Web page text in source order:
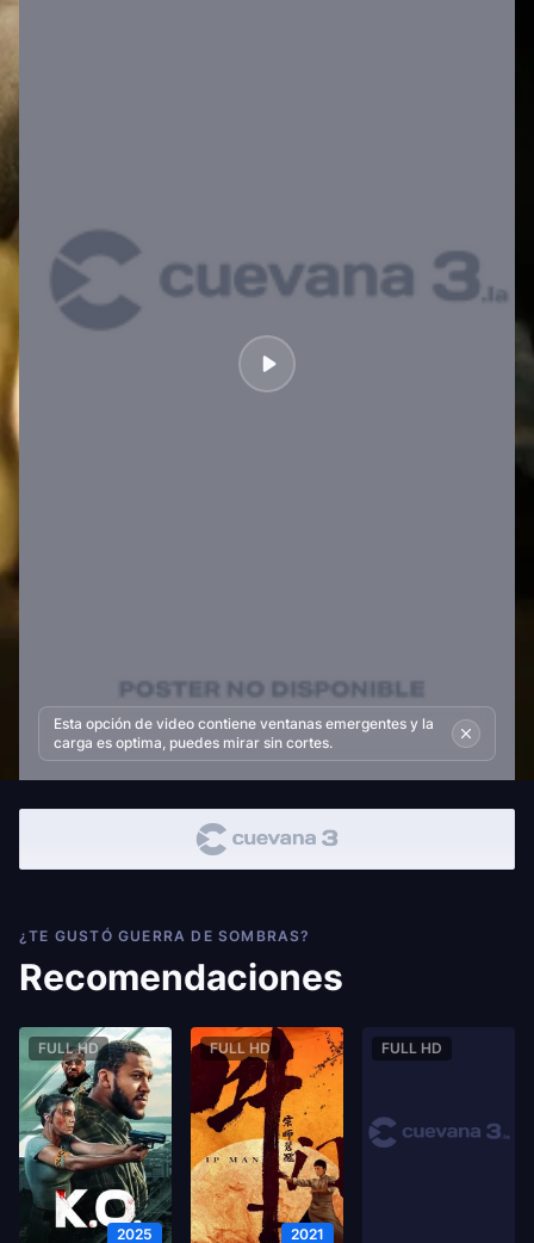
Esta opción de video contiene ventanas emergentes y la
carga es optima, puedes mirar sin cortes.
¿TE GUSTÓ GUERRA DE SOMBRAS?
Recomendaciones
FULL HD
2025
FULL HD
2021
FULL HD